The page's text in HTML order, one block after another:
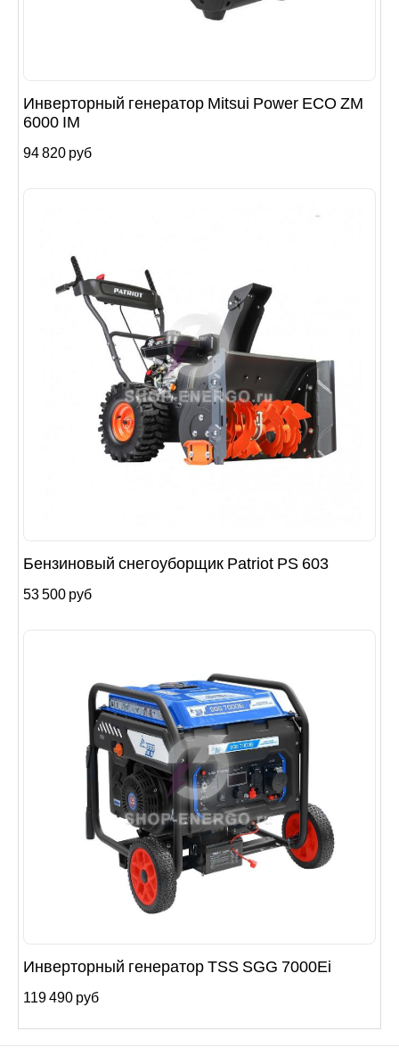
Инверторный генератор Mitsui Power ECO ZM
6000 IM
94 820 руб
Бензиновый снегоуборщик Patriot PS 603
53 500 руб
Инверторный генератор TSS SGG 7000Ei
119 490 руб